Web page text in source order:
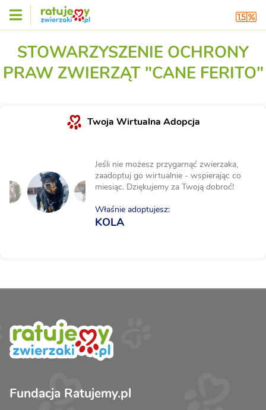
STOWARZYSZENIE OCHRONY
PRAW ZWIERZĄT "CANE FERITO"
Twoja Wirtualna Adopcja
Jeśli nie możesz przygarnąć zwierzaka,
zaadoptuj go wirtualnie - wspierając co
miesiąc. Dziękujemy za Twoją dobroć!
Właśnie adoptujesz:
KOLA
Fundacja Ratujemy.pl